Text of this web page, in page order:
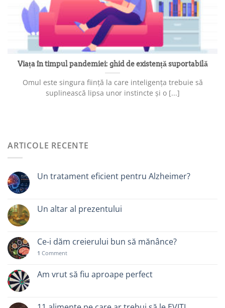
Viața în timpul pandemiei: ghid de existență suportabilă
Omul este singura ființă la care inteligența trebuie să
suplinească lipsa unor instincte și o [...]
ARTICOLE RECENTE
Un tratament eficient pentru Alzheimer?
Un altar al prezentului
Ce-i dăm creierului bun să mănânce?
1 Comment
Am vrut să fiu aproape perfect